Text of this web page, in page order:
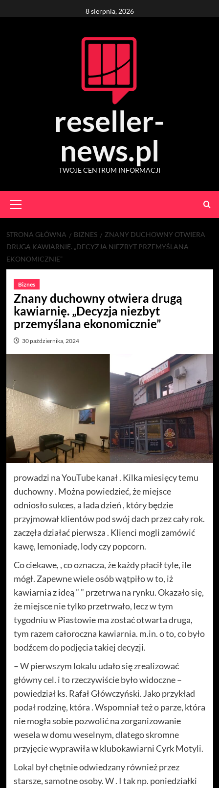
to
8 sierpnia, 2026
reseller-
news.pl
TWOJE CENTRUM INFORMACJI
Menu
STRONA GŁÓWNA BIZNES
ZNANY DUCHOWNY OTWIERA
DRUGĄ KAWIARNIĘ. „DECYZJA NIEZBYT PRZEMYŚLANA
EKONOMICZNIE”
Biznes
Znany duchowny otwiera drugą
kawiarnię. „Decyzja niezbyt
przemyślana ekonomicznie”
30 października, 2024
prowadzi na YouTube kanał . Kilka miesięcy temu
duchowny . Można powiedzieć, że miejsce
odniosło sukces, a lada dzień , który będzie
przyjmował klientów pod swój dach przez cały rok.
zaczęła działać pierwsza . Klienci mogli zamówić
kawę, lemoniadę, lody czy popcorn.
Co ciekawe, , co oznacza, że każdy płacił tyle, ile
mógł. Zapewne wiele osób wątpiło w to, iż
kawiarnia z ideą ” ” przetrwa na rynku. Okazało się,
że miejsce nie tylko przetrwało, lecz w tym
tygodniu w Piastowie ma zostać otwarta druga,
tym razem całoroczna kawiarnia. m.in. o to, co było
bodźcem do podjęcia takiej decyzji.
– W pierwszym lokalu udało się zrealizować
główny cel. i to rzeczywiście było widoczne –
powiedział ks. Rafał Główczyński. Jako przykład
podał rodzinę, która . Wspomniał też o parze, która
nie mogła sobie pozwolić na zorganizowanie
wesela w domu weselnym, dlatego skromne
przyjęcie wyprawiła w klubokawiarni Cyrk Motyli.
Lokal był chętnie odwiedzany również przez
starsze, samotne osoby. W . I tak np. poniedziałki